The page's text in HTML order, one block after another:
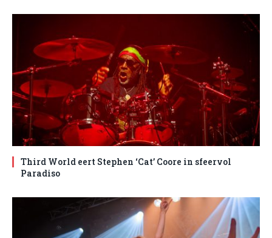
Third World eert Stephen ‘Cat’ Coore in sfeervol
Paradiso